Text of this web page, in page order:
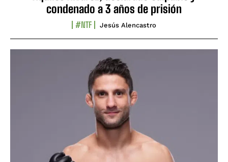
condenado a 3 años de prisión
#NTF Jesús Alencastro